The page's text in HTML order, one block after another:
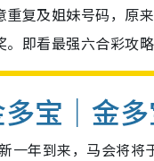
重复及姐妹号码，原
。即看最强六合彩攻
宝｜金
一年到来，马会将